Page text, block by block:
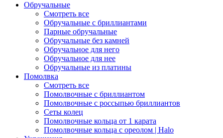
Обручальные
Смотреть все
Обручальные с бриллиантами
Парные обручальные
Обручальные без камней
Обручальное для него
Обручальное для нее
Обручальные из платины
Помолвка
Смотреть все
Помолвочные с бриллиантом
Помолвочные с россыпью бриллиантов
Сеты колец
Помолвочные кольца от 1 карата
Помолвочные кольца с ореолом | Halo